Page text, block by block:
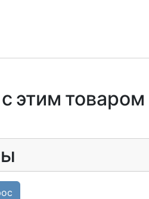
этим